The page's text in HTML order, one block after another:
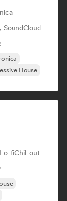
SoundCloud
House
fiChill out